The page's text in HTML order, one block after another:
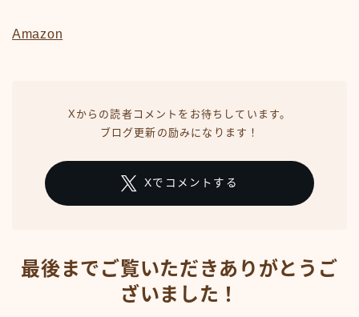
Amazon
Xからの読者コメントをお待ちしています。
ブログ更新の励みになります！
Xでコメントする
最後までご覧いただきありがとうご
ざいました！